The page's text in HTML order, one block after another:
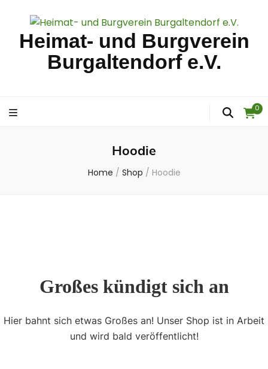
Heimat- und Burgverein
Burgaltendorf e.V.
0
Hoodie
Home / Shop / Hoodie
Großes kündigt sich an
Hier bahnt sich etwas Großes an! Unser Shop ist in Arbeit
und wird bald veröffentlicht!